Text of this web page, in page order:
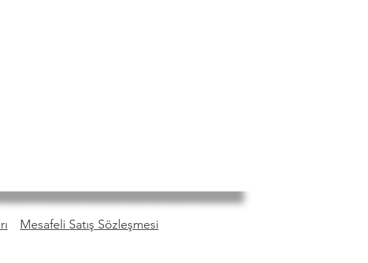
Mesafeli Satış Sözleşmesi